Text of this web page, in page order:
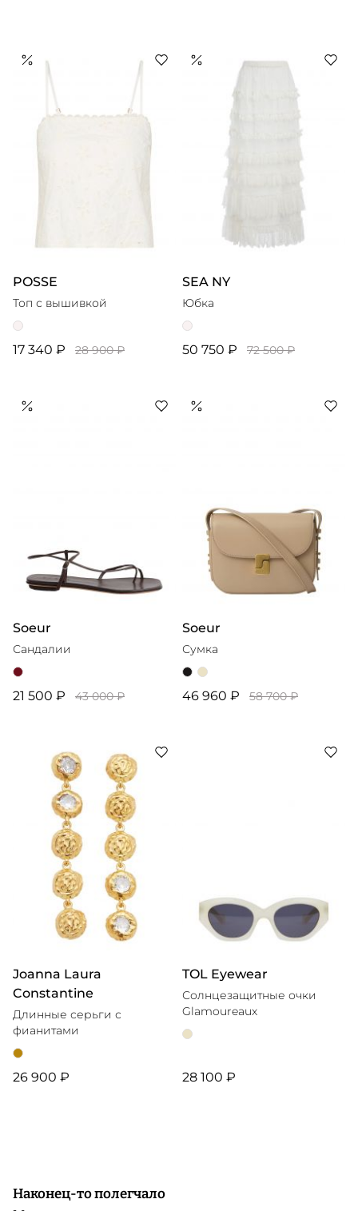
POSSE
Топ с вышивкой
17 340 ₽ 28 900 ₽
SEA NY
Юбка
50 750 ₽ 72 500 ₽
Soeur
Сандалии
21 500 ₽ 43 000 ₽
Soeur
Сумка
46 960 ₽ 58 700 ₽
Joanna Laura
Constantine
Длинные серьги с
фианитами
26 900 ₽
TOL Eyewear
Солнцезащитные очки
Glamoureaux
28 100 ₽
Наконец-то полегчало